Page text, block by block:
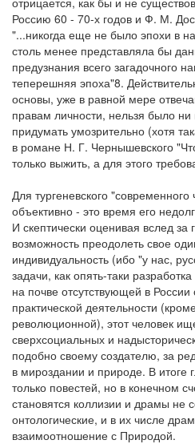
Россию 60 - 70-х годов и Ф. М.
"...никогда еще не было эпохи в
столь менее представляла бы
предузнания всего загадочного
теперешняя эпоха"8.
основы, уже в равной мере
правам личности, нельзя было ни
придумать умозрительно (хотя
в романе Н. Г. Чернышевского
только выжить, а для этого
Для тургеневского
объективно - это время его
И скептически оценивая вслед
возможность преодолеть свое
индивидуальность (ибо "у нас,
задачи, как опять-таки
на почве отсутствующей в
практической деятельности
революционной), этот человек
сверхсоциальных и
подобно своему создателю, за
в мироздании и природе. В итоге
только повестей, но в конечном
становятся коллизии и драмы не
онтологические, и в их числе
взаимоотношение с Природой.